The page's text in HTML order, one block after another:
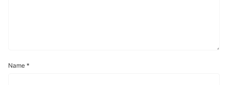
Name *